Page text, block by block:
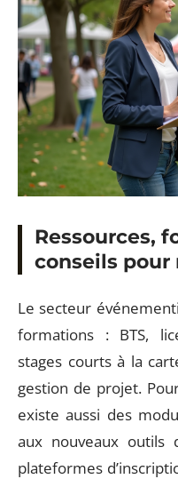
Ressources,
conseils
Le secteur
formations : BTS,
stages courts à la
gestion de projet.
existe aussi des
aux nouveaux
plateformes